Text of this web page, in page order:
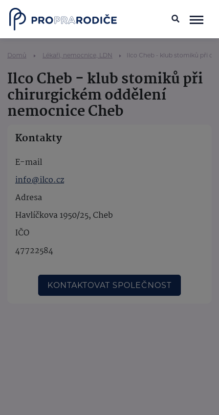
Domů Lékaři, nemocnice, LDN Ilco Cheb - klub stomiků při
Ilco Cheb - klub stomiků při
chirurgickém oddělení
nemocnice Cheb
Kontakty
E-mail
info@ilco.cz
Adresa
Havlíčkova 1950/25, Cheb
IČO
47722584
KONTAKTOVAT SPOLEČNOST